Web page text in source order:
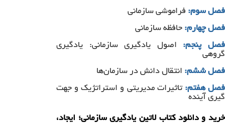
فصل سوم: فراموشی سازمانی
فصل چهارم: حافظه سازمانی
فصل پنجم: اصول یادگیری سازمانی: یادگیری
گروهی
فصل ششم: انتقال دانش در سازمان‌ها
فصل هفتم: تاثیرات مدیریتی و استراتژیک و جهت
گیری آینده
خرید و دانلود کتاب لاتین یادگیری سازمانی؛ ایجاد،